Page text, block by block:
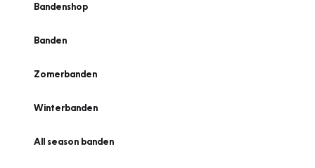
Bandenshop
Banden
Zomerbanden
Winterbanden
All season banden